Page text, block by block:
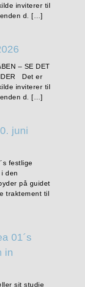
inviterer til
d. […]
– SE DET
Det er
inviterer til
d. […]
juni
festlige
den
på guidet
traktement til
01´s
in
sit studie